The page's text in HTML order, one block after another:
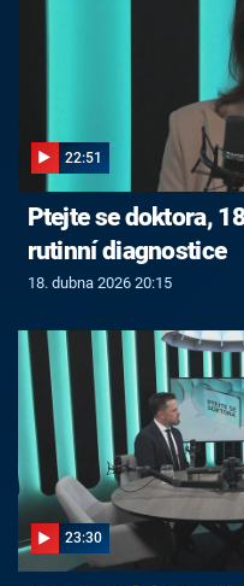
22:51
Ptejte se doktora,
rutinní diagnostice
18. dubna 2026 20:15
23:30